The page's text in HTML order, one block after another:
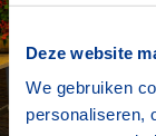
Deze website
We gebruiken
personaliseren,